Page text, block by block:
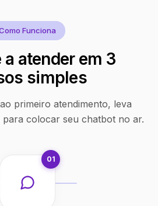
Funciona
a atender em 3
simples
primeiro atendimento, leva
para colocar seu chatbot no ar.
01